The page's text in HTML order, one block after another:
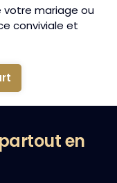
votre mariage ou
conviviale et
en